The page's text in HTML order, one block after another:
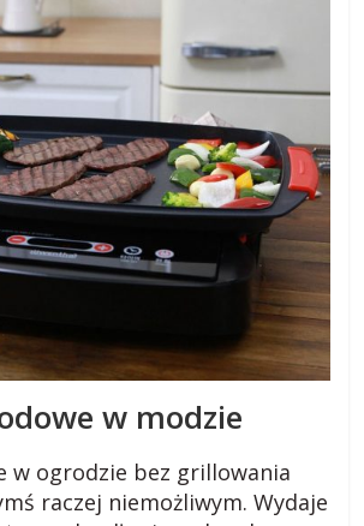
w modzie
w ogrodzie bez grillowania
raczej niemożliwym. Wydaje